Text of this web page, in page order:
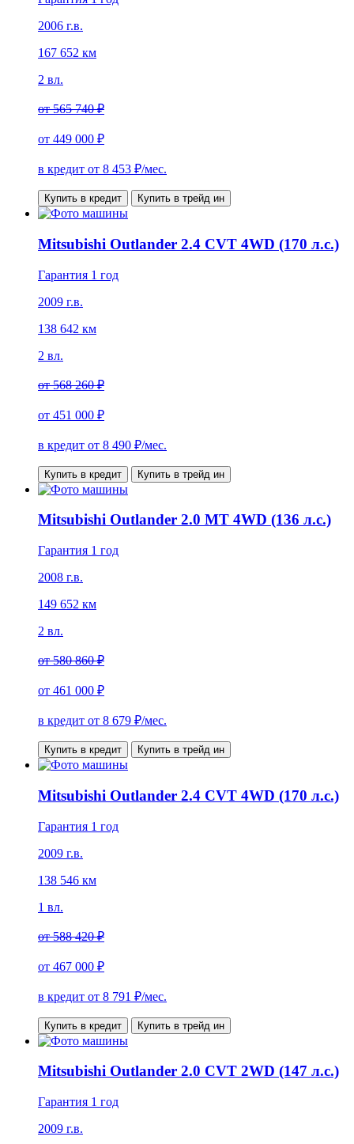
2006 г.в.
167 652 км
2 вл.
от565 740 ₽
от 449 000 ₽
в кредит от 8 453 ₽/мес.
Купить в кредит Купить в трейд ин
Mitsubishi Outlander 2.4 CVT 4WD (170 л.с.)
Гарантия 1 год
2009 г.в.
138 642 км
2 вл.
от568 260 ₽
от 451 000 ₽
в кредит от 8 490 ₽/мес.
Купить в кредит Купить в трейд ин
Mitsubishi Outlander 2.0 MT 4WD (136 л.с.)
Гарантия 1 год
2008 г.в.
149 652 км
2 вл.
от580 860 ₽
от 461 000 ₽
в кредит от 8 679 ₽/мес.
Купить в кредит Купить в трейд ин
Mitsubishi Outlander 2.4 CVT 4WD (170 л.с.)
Гарантия 1 год
2009 г.в.
138 546 км
1 вл.
от588 420 ₽
от 467 000 ₽
в кредит от 8 791 ₽/мес.
Купить в кредит Купить в трейд ин
Mitsubishi Outlander 2.0 CVT 2WD (147 л.с.)
Гарантия 1 год
2009 г.в.